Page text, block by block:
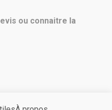
ou connaitre la